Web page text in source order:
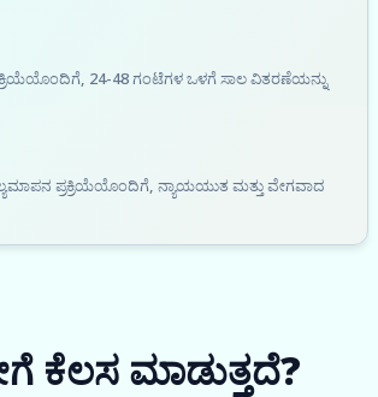
24-48 ಗಂಟೆಗಳ ಒಳಗೆ ಸಾಲ ವಿತರಣೆಯನ್ನು
ಪ್ರಕ್ರಿಯೆಯೊಂದಿಗೆ, ನ್ಯಾಯಯುತ ಮತ್ತು ವೇಗವಾದ
ಕೆಲಸ ಮಾಡುತ್ತದೆ?